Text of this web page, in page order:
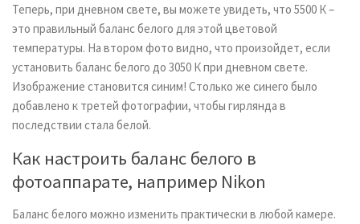
Теперь, при дневном свете, вы можете увидеть, что 5500 К –
это правильный баланс белого для этой цветовой
температуры. На втором фото видно, что произойдет, если
установить баланс белого до 3050 К при дневном свете.
Изображение становится синим! Столько же синего было
добавлено к третей фотографии, чтобы гирлянда в
последствии стала белой.
Как настроить баланс белого в
фотоаппарате, например Nikon
Баланс белого можно изменить практически в любой камере.